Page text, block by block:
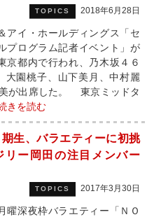
TOPICS 2018年6月28日
アイ・ホールディングス「セ
プログラム記者イベント」が
京都内で行われ、乃木坂４６
大園桃子、山下美月、中村麗
が出席した。 東京ミッドタ
きを読む
期生、バラエティーに初挑
ー岡田の注目メンバー
TOPICS 2017年3月30日
曜深夜枠バラエティー「ＮＯ